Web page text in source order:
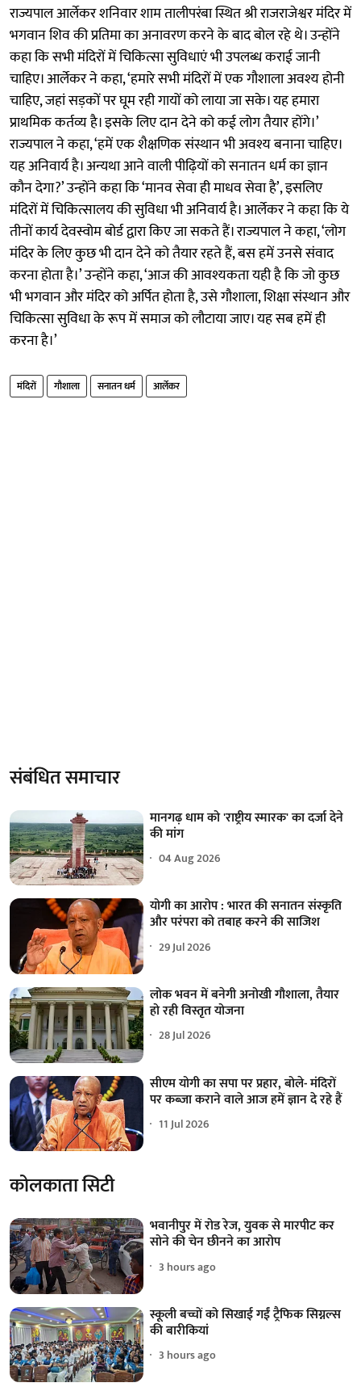
राज्यपाल आर्लेकर शनिवार शाम तालीपरंबा स्थित श्री राजराजेश्वर मंदिर में
भगवान शिव की प्रतिमा का अनावरण करने के बाद बोल रहे थे। उन्होंने
कहा कि सभी मंदिरों में चिकित्सा सुविधाएं भी उपलब्ध कराई जानी
चाहिए। आर्लेकर ने कहा, ‘हमारे सभी मंदिरों में एक गौशाला अवश्य होनी
चाहिए, जहां सड़कों पर घूम रही गायों को लाया जा सके। यह हमारा
प्राथमिक कर्तव्य है। इसके लिए दान देने को कई लोग तैयार होंगे।’
राज्यपाल ने कहा, ‘हमें एक शैक्षणिक संस्थान भी अवश्य बनाना चाहिए।
यह अनिवार्य है। अन्यथा आने वाली पीढ़ियों को सनातन धर्म का ज्ञान
कौन देगा?’ उन्होंने कहा कि ‘मानव सेवा ही माधव सेवा है’, इसलिए
मंदिरों में चिकित्सालय की सुविधा भी अनिवार्य है। आर्लेकर ने कहा कि ये
तीनों कार्य देवस्वोम बोर्ड द्वारा किए जा सकते हैं। राज्यपाल ने कहा, ‘लोग
मंदिर के लिए कुछ भी दान देने को तैयार रहते हैं, बस हमें उनसे संवाद
करना होता है।’ उन्होंने कहा, ‘आज की आवश्यकता यही है कि जो कुछ
भी भगवान और मंदिर को अर्पित होता है, उसे गौशाला, शिक्षा संस्थान और
चिकित्सा सुविधा के रूप में समाज को लौटाया जाए। यह सब हमें ही
करना है।’
मंदिरों गौशाला सनातन धर्म आर्लेकर
संबंधित समाचार
मानगढ़ धाम को 'राष्ट्रीय स्मारक' का दर्जा देने
की मांग
04 Aug 2026
योगी का आरोप : भारत की सनातन संस्कृति
और परंपरा को तबाह करने की साजिश
29 Jul 2026
लोक भवन में बनेगी अनोखी गौशाला, तैयार
हो रही विस्तृत योजना
28 Jul 2026
सीएम योगी का सपा पर प्रहार, बोले- मंदिरों
पर कब्जा कराने वाले आज हमें ज्ञान दे रहे हैं
11 Jul 2026
कोलकाता सिटी
भवानीपुर में रोड रेज, युवक से मारपीट कर
सोने की चेन छीनने का आरोप
3 hours ago
स्कूली बच्चों को सिखाई गईं ट्रैफिक सिग्नल्स
की बारीकियां
3 hours ago